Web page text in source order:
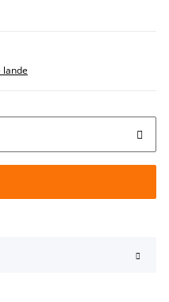
lande